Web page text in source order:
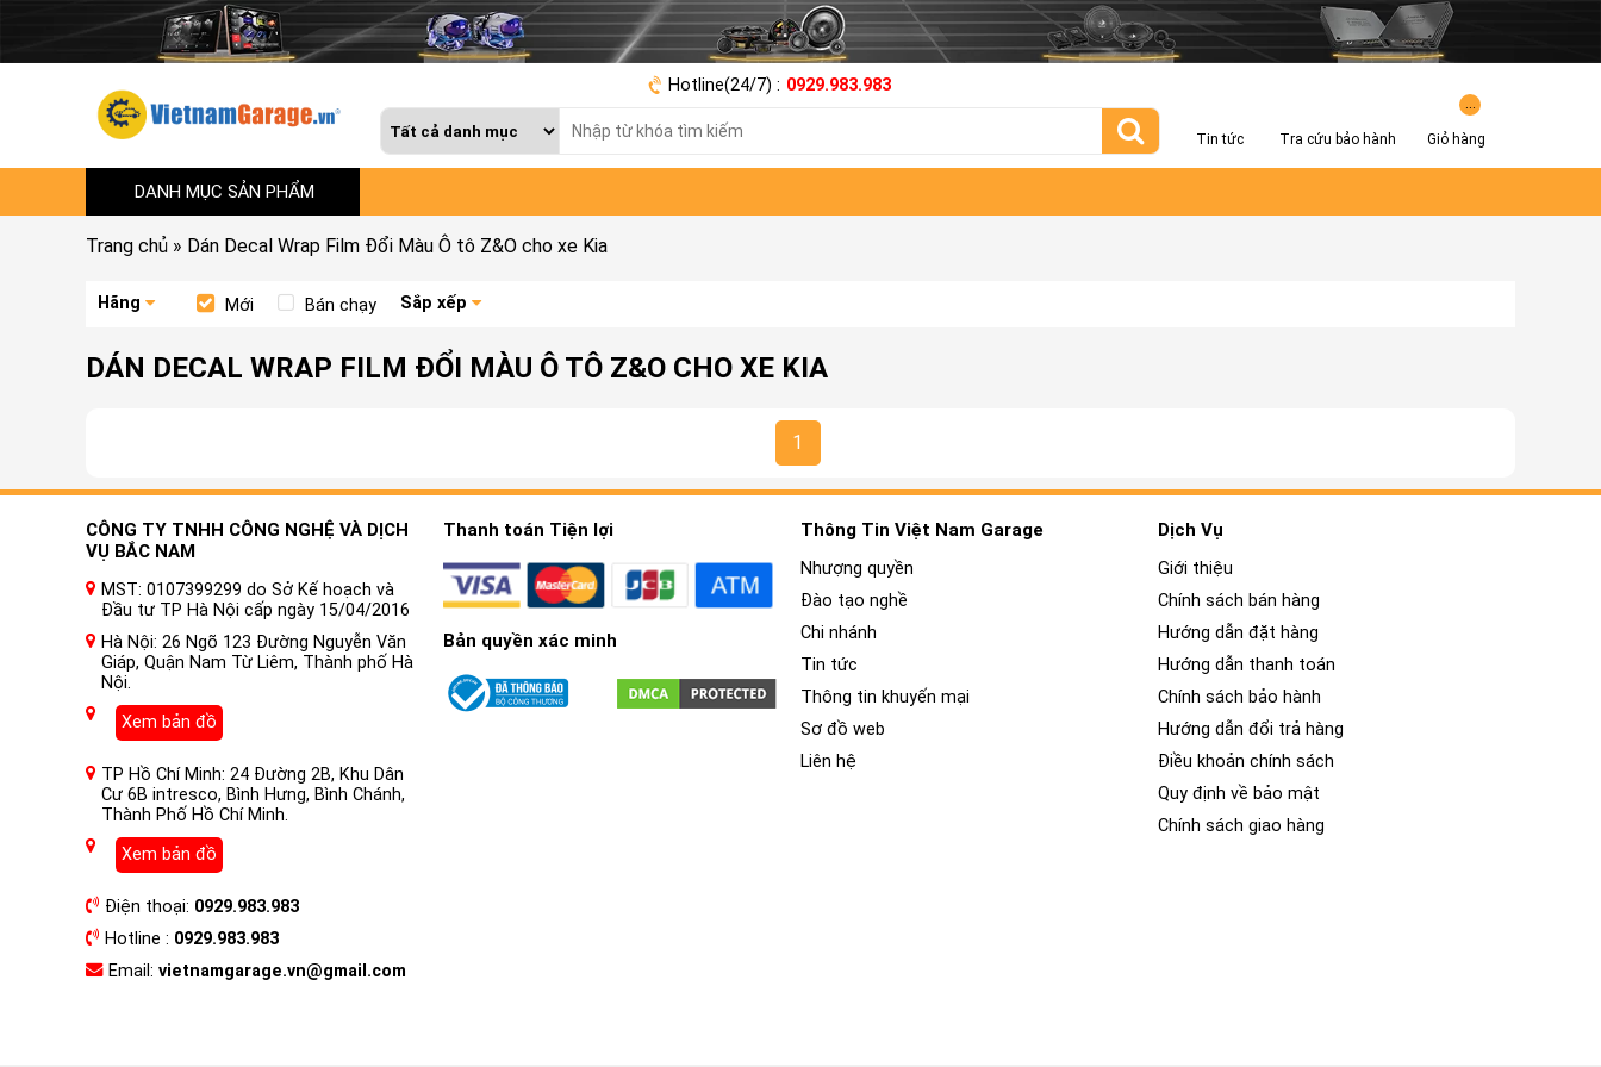
Hotline(24/7) : 0929.983.983
Tin tức Tra cứu bảo hành Giỏ hàng
DANH MỤC SẢN PHẨM
Trang chủ » Dán Decal Wrap Film Đổi Màu Ô tô Z&O cho xe Kia
Hãng Mới Bán chạy Sắp xếp
DÁN DECAL WRAP FILM ĐỔI MÀU Ô TÔ Z&O CHO XE KIA
1
CÔNG TY TNHH CÔNG NGHỆ VÀ DỊCH
VỤ BẮC NAM
MST: 0107399299 do Sở Kế hoạch và
Đầu tư TP Hà Nội cấp ngày 15/04/2016
Hà Nội: 26 Ngõ 123 Đường Nguyễn Văn
Giáp, Quận Nam Từ Liêm, Thành phố Hà
Nội.
Xem bản đồ
TP Hồ Chí Minh: 24 Đường 2B, Khu Dân
Cư 6B intresco, Bình Hưng, Bình Chánh,
Thành Phố Hồ Chí Minh.
Xem bản đồ
Điện thoại: 0929.983.983
Hotline : 0929.983.983
Email: vietnamgarage.vn@gmail.com
Thanh toán Tiện lợi
Bản quyền xác minh
Thông Tin Việt Nam Garage
Nhượng quyền
Đào tạo nghề
Chi nhánh
Tin tức
Thông tin khuyến mại
Sơ đồ web
Liên hệ
Dịch Vụ
Giới thiệu
Chính sách bán hàng
Hướng dẫn đặt hàng
Hướng dẫn thanh toán
Chính sách bảo hành
Hướng dẫn đổi trả hàng
Điều khoản chính sách
Quy định về bảo mật
Chính sách giao hàng